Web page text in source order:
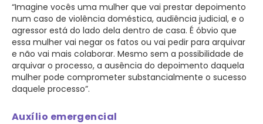
“Imagine vocês uma mulher que vai prestar depoimento
num caso de violência doméstica, audiência judicial, e o
agressor está do lado dela dentro de casa. É óbvio que
essa mulher vai negar os fatos ou vai pedir para arquivar
e não vai mais colaborar. Mesmo sem a possibilidade de
arquivar o processo, a ausência do depoimento daquela
mulher pode comprometer substancialmente o sucesso
daquele processo”.
Auxílio emergencial